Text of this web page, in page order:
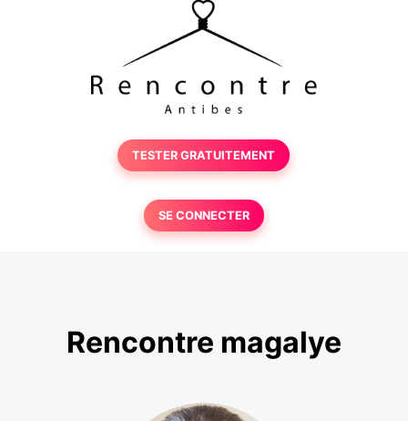
TESTER GRATUITEMENT
SE CONNECTER
Rencontre magalye